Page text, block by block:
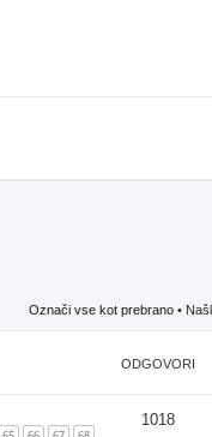
Označi vse kot prebrano •
ODGOVORI
1018